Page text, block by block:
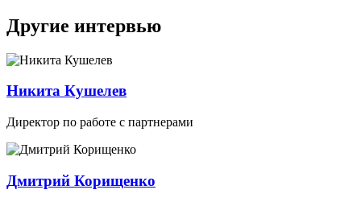
Другие интервью
Никита Кушелев
Директор по работе с партнерами
Дмитрий Корищенко